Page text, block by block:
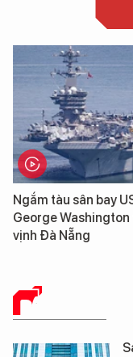
Cảnh sát diễn tập
súng với khủng bố,
yếu nhân
BÁO CHÍ SỐ